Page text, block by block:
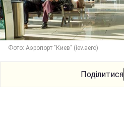
Фото: Аэропорт "Киев" (iev.aero)
Поділитися